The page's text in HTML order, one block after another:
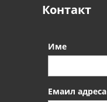
Контакт
Име
Емаил адреса